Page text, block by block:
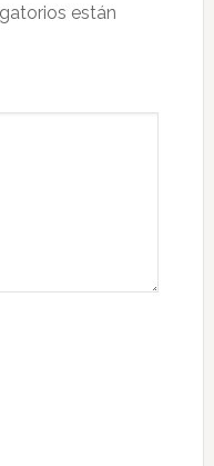
están